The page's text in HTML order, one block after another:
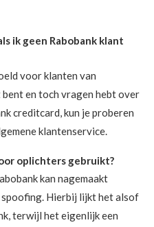
ik geen Rabobank klant
voor klanten van
bent en toch vragen hebt over
creditcard, kun je proberen
klantenservice.
oplichters gebruikt?
kan nagemaakt
Hierbij lijkt het alsof
terwijl het eigenlijk een